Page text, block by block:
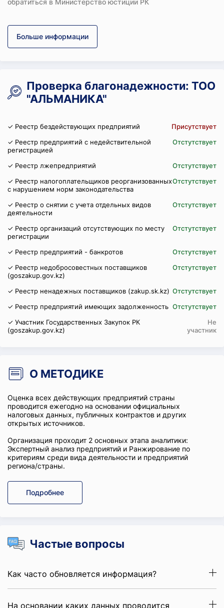
обратиться в Министерство юстиции РК
Больше информации
Проверка благонадежности: ТОО
"АЛЬМАНИКА"
✓ Реестр бездействующих предприятий
Присутствует
✓ Реестр предприятий с недействительной
регистрацией
Отстутствует
✓ Реестр лжепредприятий
Отстутствует
✓ Реестр налогоплательщиков реорганизованных
с нарушением норм законодательства
Отстутствует
✓ Реестр о снятии с учета отдельных видов
деятельности
Отстутствует
✓ Реестр организаций отсутствующих по месту
регистрации
Отстутствует
✓ Реестр предприятий - банкротов
Отстутствует
✓ Реестр недобросовестных поставщиков
(goszakup.gov.kz)
Отстутствует
✓ Реестр ненадежных поставщиков (zakup.sk.kz) Отстутствует
✓ Реестр предприятий имеющих задолженность Отстутствует
✓ Участник Государственных Закупок РК
(goszakup.gov.kz)
Не
участник
О МЕТОДИКЕ
Оценка всех действующих предприятий страны
проводится ежегодно на основании официальных
налоговых данных, публичных контрактов и других
открытых источников.
Организация проходит 2 основных этапа аналитики:
Экспертный анализ предприятий и Ранжирование по
критериям среди вида деятельности и предприятий
региона/страны.
Подробнее
Частые вопросы
Как часто обновляется информация?
На основании каких данных проводится